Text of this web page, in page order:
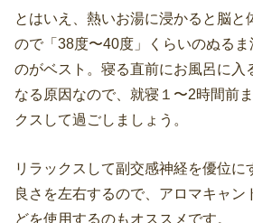
とはいえ、熱いお湯に浸かると脳と
ので「38度〜40度」くらいのぬる
のがベスト。寝る直前にお風呂に入
なる原因なので、就寝１〜2時間前
クスして過ごしましょう。
リラックスして副交感神経を優位に
良さを左右するので、アロマキャン
どを使用するのもオススメです。